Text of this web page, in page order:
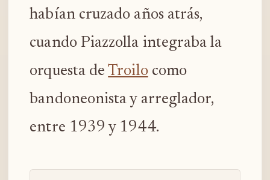
habían cruzado años atrás,
cuando Piazzolla integraba la
orquesta deTroilocomo
bandoneonista y arreglador,
entre 1939 y 1944.